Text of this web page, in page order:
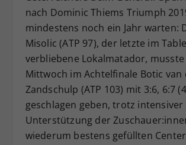
nach Dominic Thiems Triumph
mindestens noch ein Jahr warten:
Misolic (ATP 97), der letzte im
verbliebene Lokalmatador, musste
Mittwoch im Achtelfinale Botic van
Zandschulp (ATP 103) mit 3:6, 6:7
geschlagen geben, trotz intensiver
Unterstützung der
wiederum bestens gefüllten
Zweck
Dieser Wert speichert
Einstellungen. Unter
zufällig generierte ID, für
historische Speicherung
vorgenommen
Webseiten-Betreiber
hat.